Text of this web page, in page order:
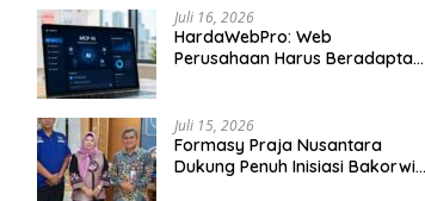
Juli 16, 2026
HardaWebPro: Web
Perusahaan Harus Beradaptasi
Operasional
Juli 15, 2026
Formasy Praja Nusantara
Dukung Penuh Inisiasi Bakorwil